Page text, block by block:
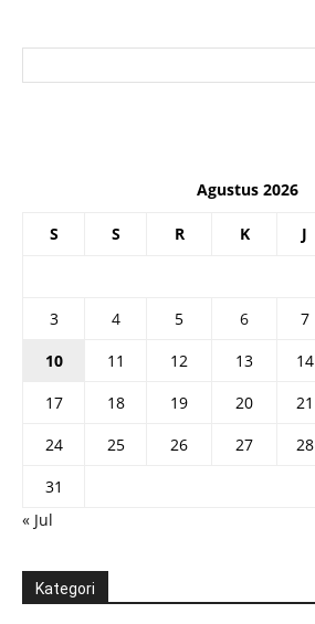
Agustus 2026
S S R K J
3
4 5 6 7
10
11 12 13 14
17
18 19 20 21
24
25 26 27 28
31
« Jul
Kategori